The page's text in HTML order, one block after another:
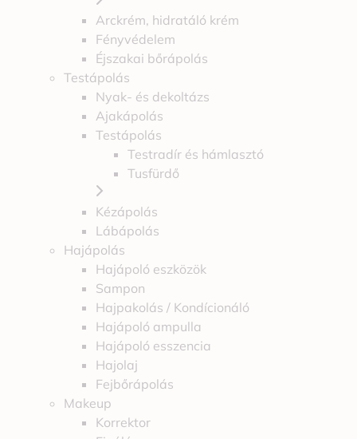
Arckrém, hidratáló krém
Fényvédelem
Éjszakai bőrápolás
Testápolás
Nyak- és dekoltázs
Ajakápolás
Testápolás
Testradír és hámlasztó
Tusfürdő
Kézápolás
Lábápolás
Hajápolás
Hajápoló eszközök
Sampon
Hajpakolás / Kondícionáló
Hajápoló ampulla
Hajápoló esszencia
Hajolaj
Fejbőrápolás
Makeup
Korrektor